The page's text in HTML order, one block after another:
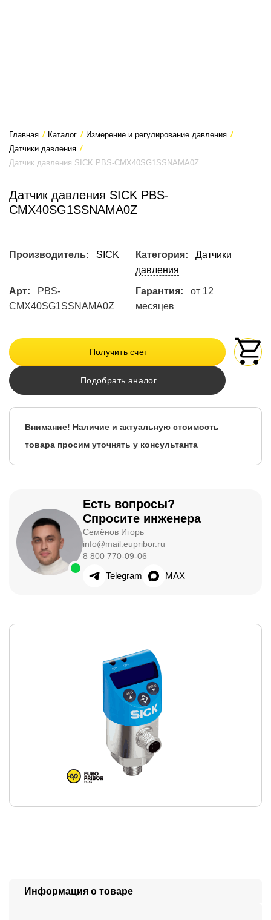
Главная / Каталог / Измерение и регулирование давления /
Датчики давления /
Датчик давления SICK PBS-CMX40SG1SSNAMA0Z
Датчик давления SICK PBS-
CMX40SG1SSNAMA0Z
Производитель: SICK Категория:
Датчики
давления
Арт:
PBS-
CMX40SG1SSNAMA0Z
Гарантия:
от 12
месяцев
Получить счет
Подобрать аналог
Внимание! Наличие и актуальную стоимость
товара просим уточнять у консультанта
Есть вопросы?
Спросите инженера
Семёнов Игорь
info@mail.eupribor.ru
8 800 770-09-06
Telegram MAX
Информация о товаре